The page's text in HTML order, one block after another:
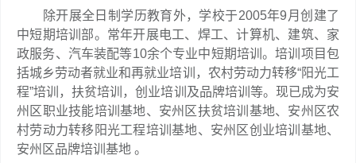
除开展全日制学历教育外，学校于2005年9月创建了
中短期培训部。常年开展电工、焊工、计算机、建筑、家
政服务、汽车装配等10余个专业中短期培训。培训项目包
括城乡劳动者就业和再就业培训，农村劳动力转移“阳光工
程”培训，扶贫培训，创业培训及品牌培训等。现已成为安
州区职业技能培训基地、安州区扶贫培训基地、安州区农
村劳动力转移阳光工程培训基地、安州区创业培训基地、
安州区品牌培训基地 。